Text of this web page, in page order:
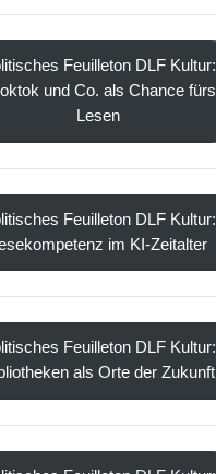
Feuilleton DLF Kultur:
und Co. als Chance fürs
Lesen
Feuilleton DLF Kultur:
im KI-Zeitalter
Feuilleton DLF Kultur:
als Orte der Zukunft